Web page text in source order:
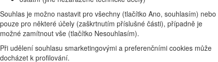
Souhlas je možno nastavit pro všechny (tlačítko Ano, souhlasím) nebo
pouze pro některé účely (zaškrtnutím příslušné části), případně je
možné zamítnout vše (tlačítko Nesouhlasím).
Při udělení souhlasu smarketingovými a preferenčními cookies může
docházet k profilování.